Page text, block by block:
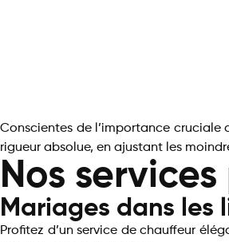
Conscientes de l’importance
rigueur absolue, en ajustant les
Nos
Mariages dans les
Profitez d’un service de chauffeur